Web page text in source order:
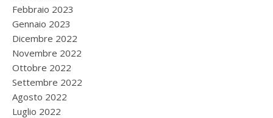
Febbraio 2023
Gennaio 2023
Dicembre 2022
Novembre 2022
Ottobre 2022
Settembre 2022
Agosto 2022
Luglio 2022